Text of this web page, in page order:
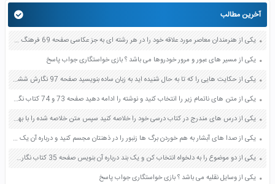
آخرین مطالب
یکی از هنرمندان معاصر مورد علاقه خود را در هر رشته ای به جز عکاسی صفحه 69 فرهنگ و هنر نهم
یکی از مسیر های عبور و مرور خودروها می باشد ؟ بازی خواستگاری جواب پاسخ
یکی از حکایت هایی را که تا به حال شنیده اید به زبان ساده بنویسید صفحه 97 نگارش ششم دبستان
یکی از متن های ناتمام زیر را انتخاب کنید و نوشته را ادامه دهید صفحه 73 و 74 کتاب نگارش فارسی پنجم دبستان
یکی از درس های مندرج در کتاب درسی خود را خلاصه کنید سپس متن خلاصه شده را با بهره گیری از روش های دسته بندی نمودار جدول نقشه مفهومی نشان دهید صفحه 118 نگارش یازدهم
یکی از صدا های آبشار به هم خوردن برگ ها زنبور را در ذهنتان مجسم کنید و درباره آن یک بند بنویسید صفحه 11 نگارش پنجم
یکی از دو موضوع را به دلخواه انتخاب کن و یک بند درباره آن بنویس صفحه 35 کتاب نگارش فارسی سوم
یکی از وسایل نقلیه می باشد ؟ بازی خواستگاری جواب پاسخ